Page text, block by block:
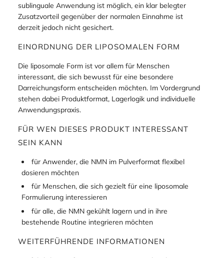
sublinguale Anwendung ist möglich, ein klar belegter
Zusatzvorteil gegenüber der normalen Einnahme ist
derzeit jedoch nicht gesichert.
EINORDNUNG DER LIPOSOMALEN FORM
Die liposomale Form ist vor allem für Menschen
interessant, die sich bewusst für eine besondere
Darreichungsform entscheiden möchten. Im Vordergrund
stehen dabei Produktformat, Lagerlogik und individuelle
Anwendungspraxis.
FÜR WEN DIESES PRODUKT INTERESSANT
SEIN KANN
für Anwender, die NMN im Pulverformat flexibel
dosieren möchten
für Menschen, die sich gezielt für eine liposomale
Formulierung interessieren
für alle, die NMN gekühlt lagern und in ihre
bestehende Routine integrieren möchten
WEITERFÜHRENDE INFORMATIONEN